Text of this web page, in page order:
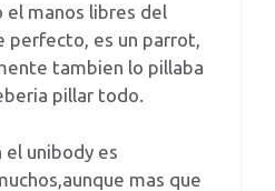
manos libres del
perfecto, es un parrot,
tambien lo pillaba
pillar todo.
el unibody es
mas que